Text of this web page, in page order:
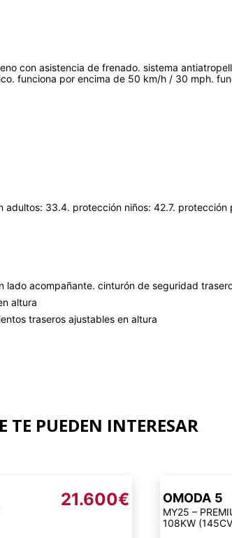
con asistencia de frenado. sistema
funciona por encima de 50 km/h / 30 mph.
33.4. protección niños: 42.7.
acompañante. cinturón de seguridad
altura
traseros ajustables en altura
TE PUEDEN INTERESAR
21.600€ OMODA 5
MY25 –
108KW